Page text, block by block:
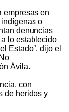
empresas en
o
denuncias
lo establecido
Estado”, dijo el
Ávila.
con
de heridos y